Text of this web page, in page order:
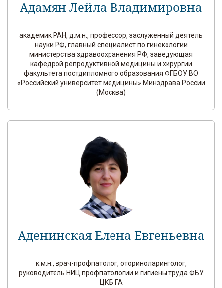
Адамян Лейла Владимировна
академик РАН, д.м.н., профессор, заслуженный деятель
науки РФ, главный специалист по гинекологии
министерства здравоохранения РФ, заведующая
кафедрой репродуктивной медицины и хирургии
факультета постдипломного образования ФГБОУ ВО
«Российский университет медицины» Минздрава России
(Москва)
Аденинская Елена Евгеньевна
к.м.н., врач-профпатолог, оториноларинголог,
руководитель НИЦ профпатологии и гигиены труда ФБУ
ЦКБ ГА